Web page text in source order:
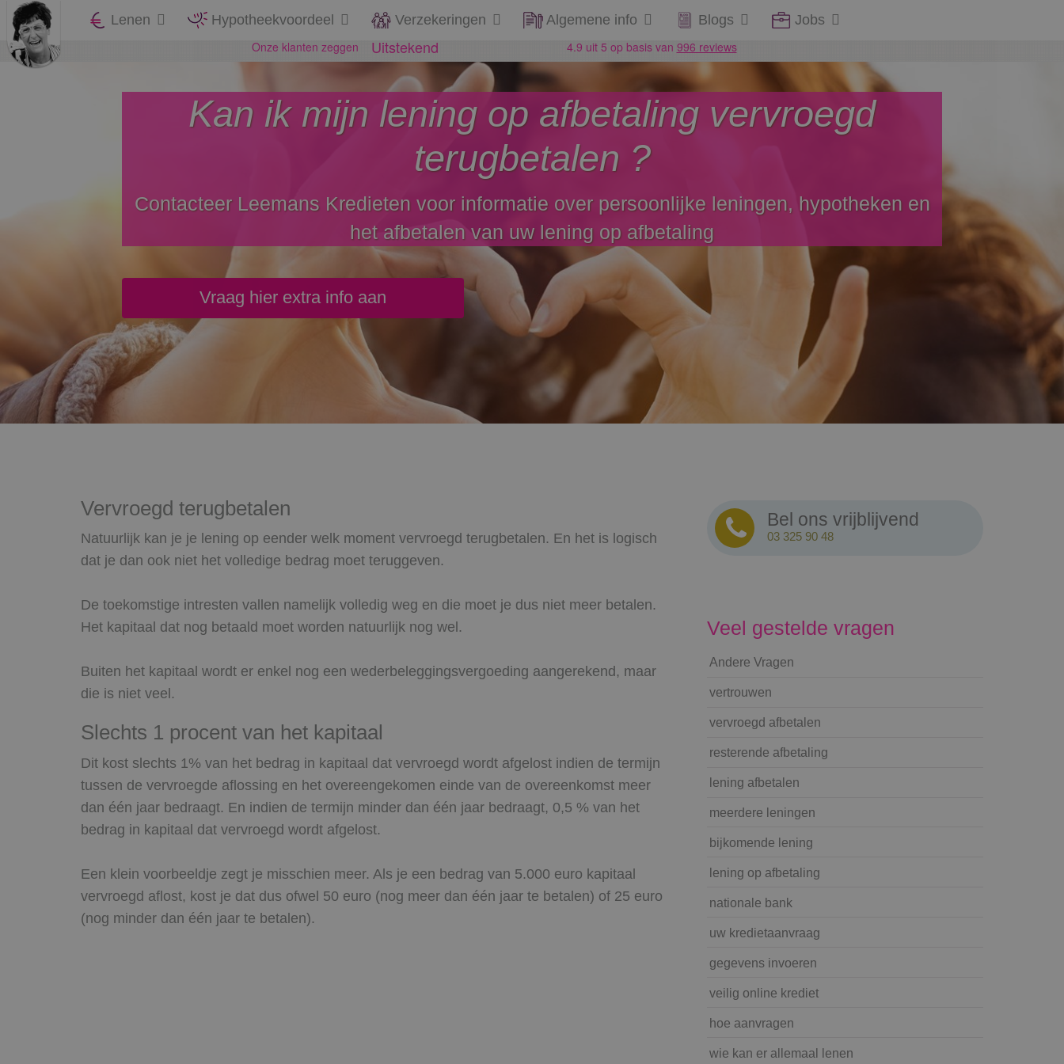
Lenen Hypotheekvoordeel Verzekeringen Algemene info Blogs Jobs
Kan ik mijn lening op afbetaling vervroegd
terugbetalen ?
Contacteer Leemans Kredieten voor informatie over persoonlijke leningen, hypotheken en
het afbetalen van uw lening op afbetaling
Vraag hier extra info aan
Vervroegd terugbetalen
Natuurlijk kan je je lening op eender welk moment vervroegd terugbetalen. En het is logisch
dat je dan ook niet het volledige bedrag moet teruggeven.
De toekomstige intresten vallen namelijk volledig weg en die moet je dus niet meer betalen.
Het kapitaal dat nog betaald moet worden natuurlijk nog wel.
Buiten het kapitaal wordt er enkel nog een wederbeleggingsvergoeding aangerekend, maar
die is niet veel.
Slechts 1 procent van het kapitaal
Dit kost slechts 1% van het bedrag in kapitaal dat vervroegd wordt afgelost indien de termijn
tussen de vervroegde aflossing en het overeengekomen einde van de overeenkomst meer
dan één jaar bedraagt. En indien de termijn minder dan één jaar bedraagt, 0,5 % van het
bedrag in kapitaal dat vervroegd wordt afgelost.
Een klein voorbeeldje zegt je misschien meer. Als je een bedrag van 5.000 euro kapitaal
vervroegd aflost, kost je dat dus ofwel 50 euro (nog meer dan één jaar te betalen) of 25 euro
(nog minder dan één jaar te betalen).
Bel ons vrijblijvend
03 325 90 48
Veel gestelde vragen
Andere Vragen
vertrouwen
vervroegd afbetalen
resterende afbetaling
lening afbetalen
meerdere leningen
bijkomende lening
lening op afbetaling
nationale bank
uw kredietaanvraag
gegevens invoeren
veilig online krediet
hoe aanvragen
wie kan er allemaal lenen